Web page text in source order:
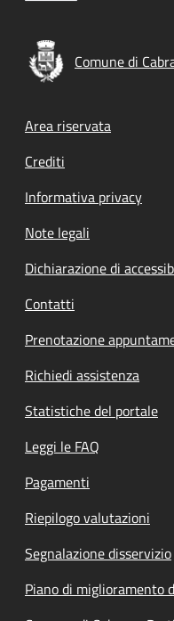
Comune di
Footer menu
Area riservata
Crediti
Informativa privacy
Note legali
Dichiarazione di
Contatti
Prenotazione
Richiedi assistenza
Statistiche del portale
Leggi le FAQ
Pagamenti
Riepilogo valutazioni
Segnalazione disservizio
Piano di miglioramento